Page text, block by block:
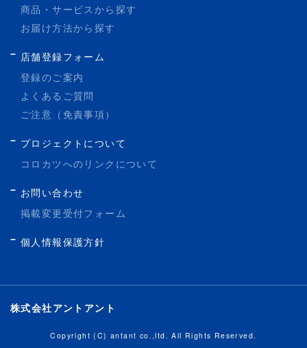
商品・サービスから探す
お届け方法から探す
店舗登録フォーム
登録のご案内
よくあるご質問
ご注意（免責事項）
プロジェクトについて
コロカツへのリンクについて
お問い合わせ
掲載変更受付フォーム
個人情報保護方針
株式会社アントアント
Copyright (C) antant co.,ltd. All Rights Reserved.